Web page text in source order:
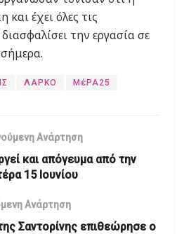
έχει όλες τις
την εργασία σε
ΛΑΡΚΟ ΜέΡΑ25
Ανάρτηση
και απόγευμα από την
15 Ιουνίου
Ανάρτηση
Σαντορίνης επιθεώρησε ο